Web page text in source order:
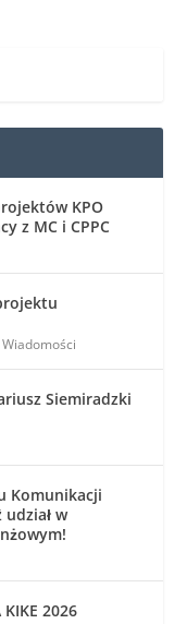
KPO
z MC i CPPC
Wiadomości
Siemiradzki
Komunikacji
udział w
KIKE 2026